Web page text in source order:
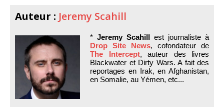
Auteur : Jeremy Scahill
* Jeremy Scahill est journaliste à
Drop Site News, cofondateur de
The Intercept, auteur des livres
Blackwater et Dirty Wars. A fait des
reportages en Irak, en Afghanistan,
en Somalie, au Yémen, etc...